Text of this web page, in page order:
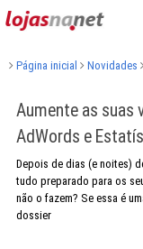
Página inicial Novidades
Aumente as suas
AdWords e
Depois de dias (e noites)
tudo preparado para os
não o fazem? Se essa é
dossier